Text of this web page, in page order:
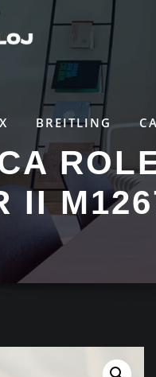
BREITLING
II